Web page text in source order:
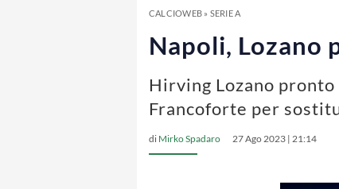
CALCIOWEB» SERIE A
Napoli, Lozano
Hirving Lozano
Francoforte per
di Mirko Spadaro 27 Ago 2023 | 21:14